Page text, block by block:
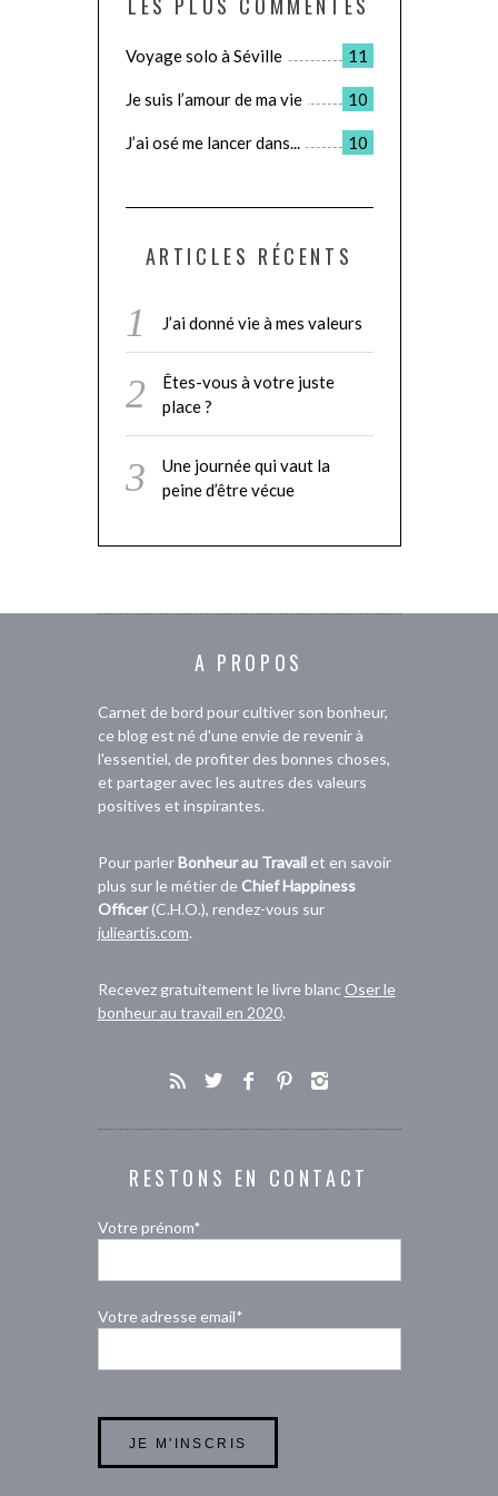
LES PLUS COMMENTÉS
11
Voyage solo à Séville
10
Je suis l’amour de ma vie
10
J’ai osé me lancer dans...
ARTICLES RÉCENTS
J’ai donné vie à mes valeurs
Êtes-vous à votre juste
place ?
Une journée qui vaut la
peine d’être vécue
A PROPOS
Carnet de bord pour cultiver son bonheur,
ce blog est né d'une envie de revenir à
l'essentiel, de profiter des bonnes choses,
et partager avec les autres des valeurs
positives et inspirantes.
Pour parlerBonheur au Travailet en savoir
plus sur le métier deChief Happiness
Officer(C.H.O.), rendez-vous sur
julieartis.com.
Recevez gratuitement le livre blanc Oser le
bonheur au travail en 2020.
RESTONS EN CONTACT
Votre prénom*
Votre adresse email*